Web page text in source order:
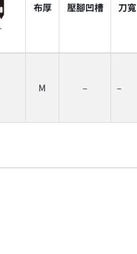
布厚 壓腳凹槽 刀寬
M – –